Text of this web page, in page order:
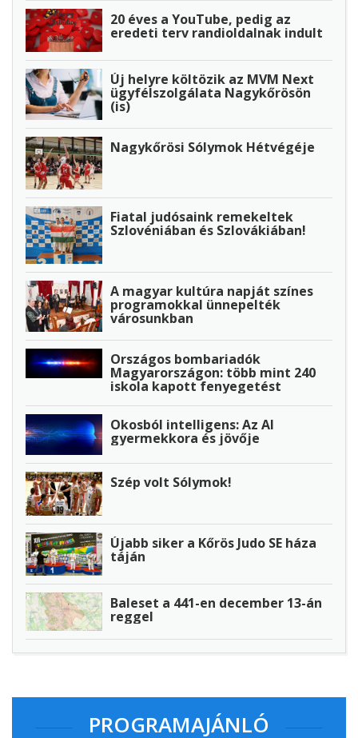
20 éves a YouTube, pedig az
eredeti terv randioldalnak indult
Új helyre költözik az MVM Next
ügyfélszolgálata Nagykőrösön
(is)
Nagykőrösi Sólymok Hétvégéje
Fiatal judósaink remekeltek
Szlovéniában és Szlovákiában!
A magyar kultúra napját színes
programokkal ünnepelték
városunkban
Országos bombariadók
Magyarországon: több mint 240
iskola kapott fenyegetést
Okosból intelligens: Az AI
gyermekkora és jövője
Szép volt Sólymok!
Újabb siker a Kőrös Judo SE háza
táján
Baleset a 441-en december 13-án
reggel
PROGRAMAJÁNLÓ